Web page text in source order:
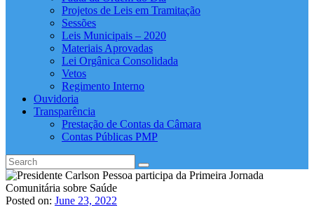
Projetos de Leis em Tramitação
Sessões
Leis Municipais – 2020
Materiais Aprovadas
Lei Orgânica Consolidada
Vetos
Regimento Interno
Ouvidoria
Transparência
Prestação de Contas da Câmara
Contas Públicas PMP
Posted on: June 23, 2022